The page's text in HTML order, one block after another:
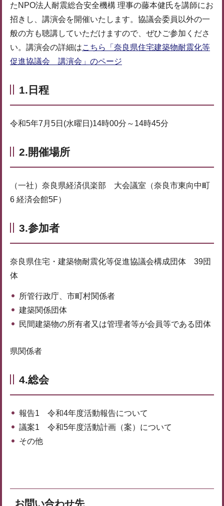
たNPO法人耐震総合安全機構 理事の藤本健氏を講師にお
招きし、講演会を開催いたします。協議会委員以外の一
般の方も聴講していただけますので、ぜひご参加くださ
い。講演会の詳細はこちら「奈良県住宅建築物耐震化等
促進協議会 講演会」のページ
1.日程
令和5年7月5日(水曜日)14時00分～14時45分
2.開催場所
（一社）奈良県経済倶楽部 大会議室（奈良市東向中町
6 経済会館5F）
3.参加者
奈良県住宅・建築物耐震化等促進協議会構成団体 39団
体
所管行政庁、市町村関係者
建築関係団体
民間建築物の所有者又は管理者等が会員等である団体
県関係者
4.総会
報告1 令和4年度活動報告について
議案1 令和5年度活動計画（案）について
その他
お問い合わせ先